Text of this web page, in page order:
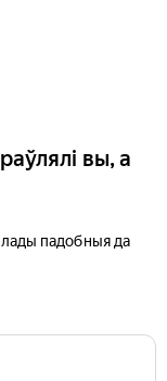
вы, а
падобныя да